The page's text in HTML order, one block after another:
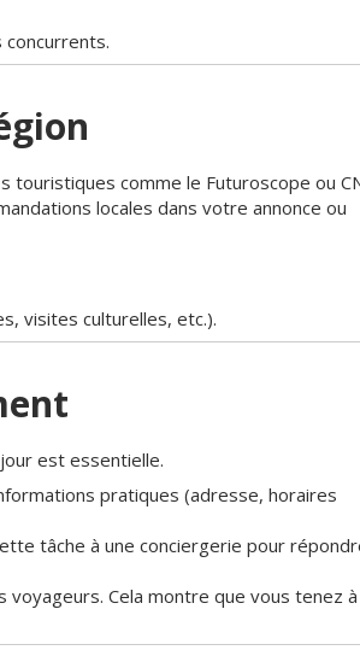
comme le Futuroscope ou
locales dans votre annonce ou
visites culturelles, etc.).
est essentielle.
pratiques (adresse, horaires
tâche à une conciergerie pour
Cela montre que vous tenez